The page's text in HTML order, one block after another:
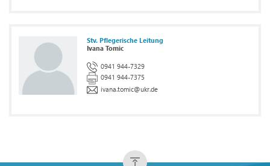
Stv. Pflegerische Leitung
Ivana Tomic
0941 944-7329
0941 944-7375
ivana.tomic@ukr.de